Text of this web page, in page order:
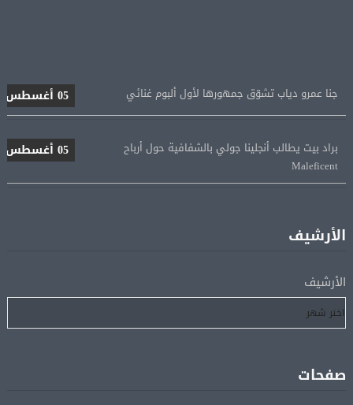
Maleficent
لإتمام انتقاله إلى طرابزون سبور
05 أغسطس
رسميًا.. انطلاق الدورى الممتاز 21 أغسطس.. وقمة الزمالك
الأرشيف
الأرشيف
صفحات